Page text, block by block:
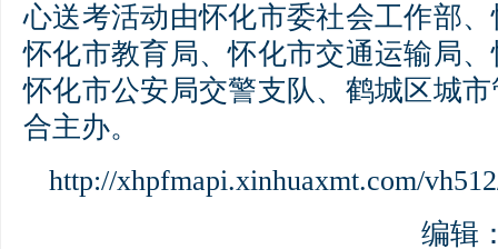
心送考活动由怀化市委社会工作部
怀化市教育局、怀化市交通运输局
怀化市公安局交警支队、鹤城区城
合主办。
http://xhpfmapi.xinhuaxmt.com/
编辑